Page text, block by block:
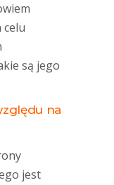
celu
są jego
zględu na
jest